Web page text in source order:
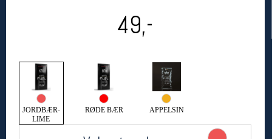
49,-
JORDBÆR-
LIME
RØDE BÆR APPELSIN
Her finner du oss
Oslo Sportslager